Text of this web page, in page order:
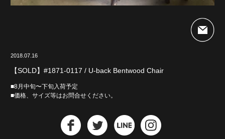
2018.07.16
【SOLD】#1871-0117 / U-back Bentwood Chair
■8月中旬〜下旬入荷予定
■価格、サイズ等はお問合せください。